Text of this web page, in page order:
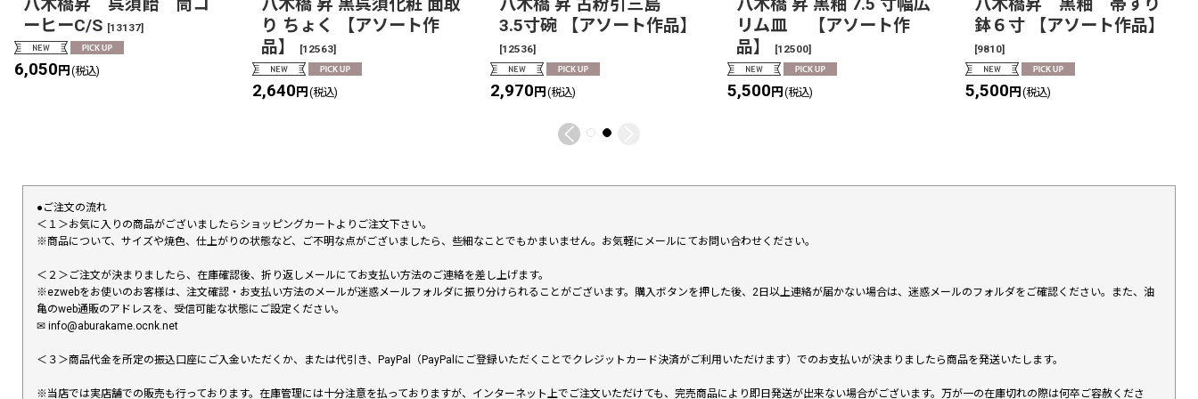
八木橋昇 呉須飴 筒コ
ーヒーC/S [13137]
6,050円 (税込)
八木橋 昇 黒呉須化粧 面取
り ちょく 【アソート作
品】
[12563]
2,640円 (税込)
八木橋 昇 古粉引三島
3.5寸碗 【アソート作品】
[12536]
2,970円 (税込)
八木橋 昇 黒釉 7.5 寸幅広
リム皿 【アソート作
品】
[12500]
5,500円 (税込)
八木橋昇 黒釉 帯すり
鉢６寸 【アソート作品】
[9810]
5,500円 (税込)
●ご注文の流れ
＜１＞お気に入りの商品がございましたらショッピングカートよりご注文下さい。
※商品について、サイズや焼色、仕上がりの状態など、ご不明な点がございましたら、些細なことでもかまいません。お気軽にメールにてお問い合わせください。
＜２＞ご注文が決まりましたら、在庫確認後、折り返しメールにてお支払い方法のご連絡を差し上げます。
※ezwebをお使いのお客様は、注文確認・お支払い方法のメールが迷惑メールフォルダに振り分けられることがございます。購入ボタンを押した後、2日以上連絡が届かない場合は、迷惑メールのフォルダをご確認ください。また、油
亀のweb通販のアドレスを、受信可能な状態にご設定ください。
✉︎ info@aburakame.ocnk.net
＜３＞商品代金を所定の振込口座にご入金いただくか、または代引き、PayPal（PayPalにご登録いただくことでクレジットカード決済がご利用いただけます）でのお支払いが決まりましたら商品を発送いたします。
※当店では実店舗での販売も行っております。在庫管理には十分注意を払っておりますが、インターネット上でご注文いただけても、完売商品により即日発送が出来ない場合がございます。万が一の在庫切れの際は何卒ご容赦くださ